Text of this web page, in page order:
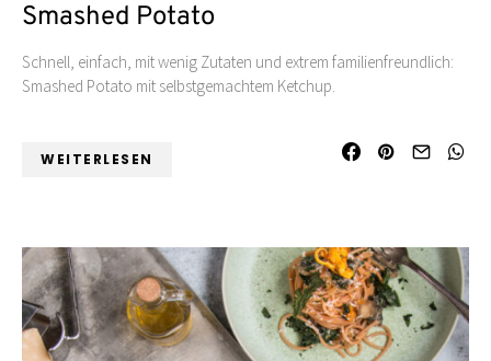
Smashed Potato
Schnell, einfach, mit wenig Zutaten und extrem familienfreundlich:
Smashed Potato mit selbstgemachtem Ketchup.
WEITERLESEN